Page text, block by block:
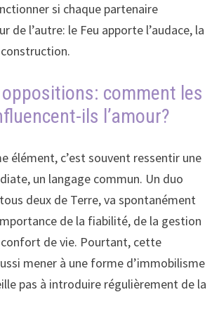
si chaque partenaire
de l’autre: le Feu apporte l’audace, la
comment les
ils l’amour?
élément, c’est souvent ressentir une
un langage commun. Un duo
deux de Terre, va spontanément
de la fiabilité, de la gestion
de vie. Pourtant, cette
mener à une forme d’immobilisme
pas à introduire régulièrement de la